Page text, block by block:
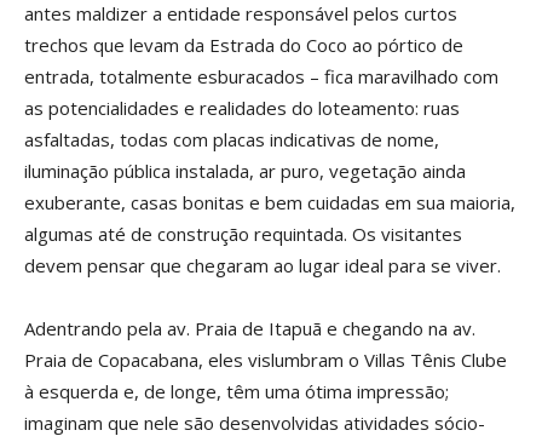
antes maldizer a entidade responsável pelos curtos
trechos que levam da Estrada do Coco ao pórtico de
entrada, totalmente esburacados – fica maravilhado com
as potencialidades e realidades do loteamento: ruas
asfaltadas, todas com placas indicativas de nome,
iluminação pública instalada, ar puro, vegetação ainda
exuberante, casas bonitas e bem cuidadas em sua maioria,
algumas até de construção requintada. Os visitantes
devem pensar que chegaram ao lugar ideal para se viver.
Adentrando pela av. Praia de Itapuã e chegando na av.
Praia de Copacabana, eles vislumbram o Villas Tênis Clube
à esquerda e, de longe, têm uma ótima impressão;
imaginam que nele são desenvolvidas atividades sócio-